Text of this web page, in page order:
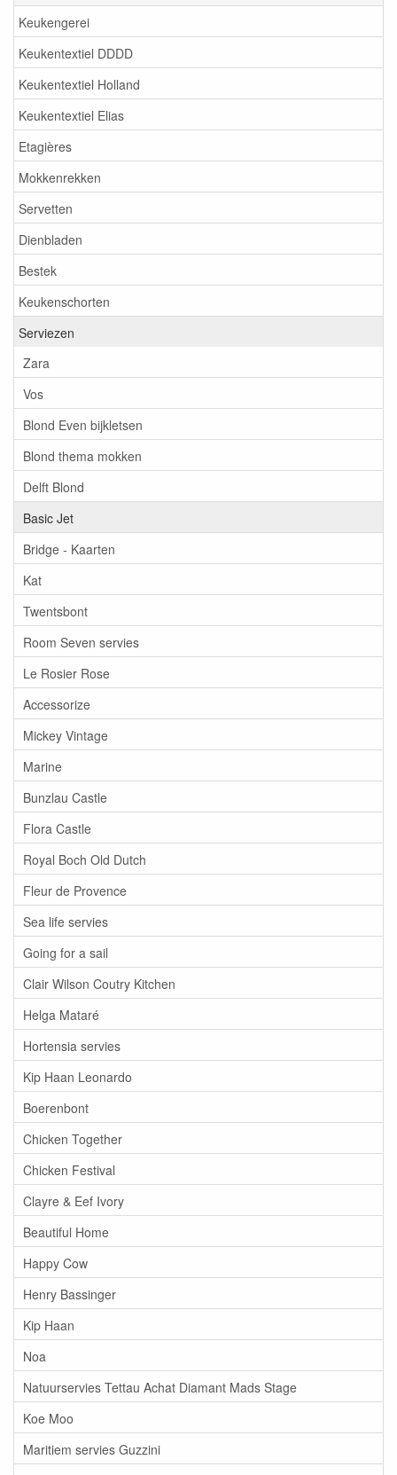
Keukengerei
Keukentextiel DDDD
Keukentextiel Holland
Keukentextiel Elias
Etagières
Mokkenrekken
Servetten
Dienbladen
Bestek
Keukenschorten
Serviezen
Zara
Vos
Blond Even bijkletsen
Blond thema mokken
Delft Blond
Basic Jet
Bridge - Kaarten
Kat
Twentsbont
Room Seven servies
Le Rosier Rose
Accessorize
Mickey Vintage
Marine
Bunzlau Castle
Flora Castle
Royal Boch Old Dutch
Fleur de Provence
Sea life servies
Going for a sail
Clair Wilson Coutry Kitchen
Helga Mataré
Hortensia servies
Kip Haan Leonardo
Boerenbont
Chicken Together
Chicken Festival
Clayre & Eef Ivory
Beautiful Home
Happy Cow
Henry Bassinger
Kip Haan
Noa
Natuurservies Tettau Achat Diamant Mads Stage
Koe Moo
Maritiem servies Guzzini